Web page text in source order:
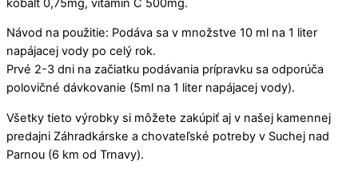
kobalt 0,75mg, vitamín C 500mg.
Návod na použitie: Podáva sa v množstve 10 ml na 1 liter
napájacej vody po celý rok.
Prvé 2-3 dni na začiatku podávania prípravku sa odporúča
polovičné dávkovanie (5ml na 1 liter napájacej vody).
Všetky tieto výrobky si môžete zakúpiť aj v našej kamennej
predajni Záhradkárske a chovateľské potreby v Suchej nad
Parnou (6 km od Trnavy).